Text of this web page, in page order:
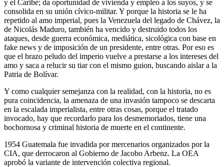
y el Caribe; da oportunidad de vivienda y empleo a los suyos, y se
consolida en su unión cívico-militar. Y porque la historia se le ha
repetido al amo imperial, pues la Venezuela del legado de Chávez, la
de Nicolás Maduro, también ha vencido y destruido todos los
ataques, desde guerra económica, mediática, sicológica con base en
fake news y de imposición de un presidente, entre otras. Por eso es
que el brazo peludo del imperio vuelve a prestarse a los intereses del
amo y saca a relucir su tiar con el mismo guion, buscando aislar a la
Patria de Bolívar.
Y como cualquier semejanza con la realidad, con la historia, no es
pura coincidencia, la amenaza de una invasión tampoco se descarta
en la escalada imperialista, entre otras cosas, porque el tratado
invocado, hay que recordarlo para los desmemoriados, tiene una
bochornosa y criminal historia de muerte en el continente.
1954 Guatemala fue invadida por mercenarios organizados por la
CIA, que derrocaron al Gobierno de Jacobo Arbenz. La OEA
aprobó la variante de intervención colectiva regional.